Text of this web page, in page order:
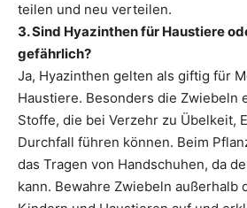
teilen und neu verteilen.
3. Sind Hyazinthen für Haustiere
gefährlich?
Ja, Hyazinthen gelten als giftig für
Haustiere. Besonders die Zwiebeln
Stoffe, die bei Verzehr zu Übelkeit,
Durchfall führen können. Beim
das Tragen von Handschuhen, da
kann. Bewahre Zwiebeln außerhalb